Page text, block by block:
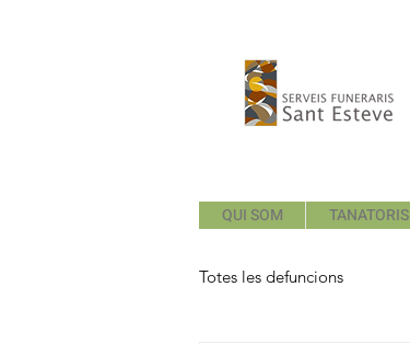
QUI SOM TANATORIS
Totes les defuncions